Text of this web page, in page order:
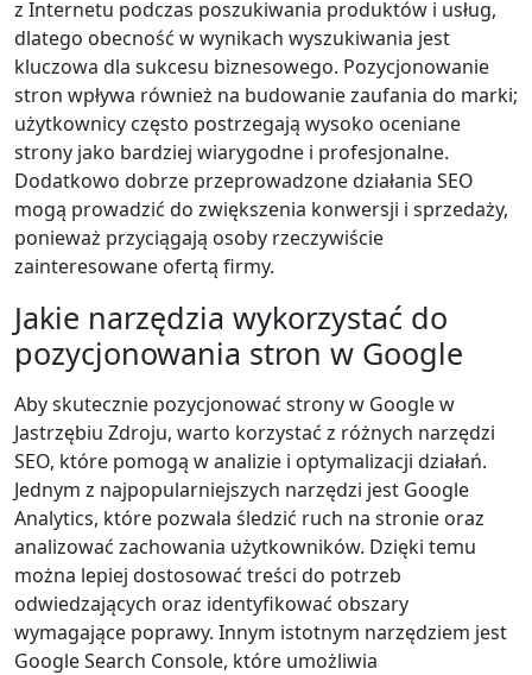
z Internetu podczas poszukiwania produktów i usług,
dlatego obecność w wynikach wyszukiwania jest
kluczowa dla sukcesu biznesowego. Pozycjonowanie
stron wpływa również na budowanie zaufania do marki;
użytkownicy często postrzegają wysoko oceniane
strony jako bardziej wiarygodne i profesjonalne.
Dodatkowo dobrze przeprowadzone działania SEO
mogą prowadzić do zwiększenia konwersji i sprzedaży,
ponieważ przyciągają osoby rzeczywiście
zainteresowane ofertą firmy.
Jakie narzędzia wykorzystać do
pozycjonowania stron w Google
Aby skutecznie pozycjonować strony w Google w
Jastrzębiu Zdroju, warto korzystać z różnych narzędzi
SEO, które pomogą w analizie i optymalizacji działań.
Jednym z najpopularniejszych narzędzi jest Google
Analytics, które pozwala śledzić ruch na stronie oraz
analizować zachowania użytkowników. Dzięki temu
można lepiej dostosować treści do potrzeb
odwiedzających oraz identyfikować obszary
wymagające poprawy. Innym istotnym narzędziem jest
Google Search Console, które umożliwia